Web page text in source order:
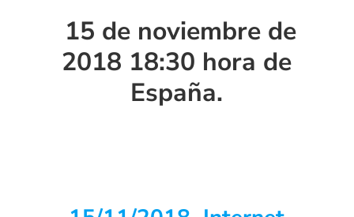
15 de noviembre de
2018 18:30 hora de
España.